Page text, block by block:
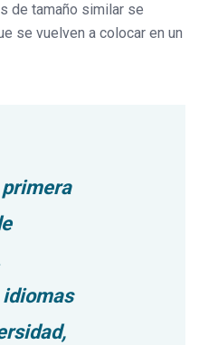
de tamaño similar se
se vuelven a colocar en un
idiomas